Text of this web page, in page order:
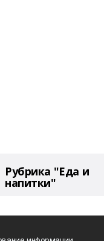
Рубрика "Еда и
напитки"